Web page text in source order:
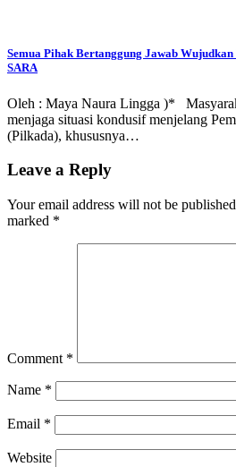
Semua Pihak Bertanggung Jawab
SARA
Oleh : Maya Naura Lingga )*
menjaga situasi kondusif menjelang
(Pilkada), khususnya…
Leave a Reply
Your email address will not be
marked *
Comment *
Name *
Email *
Website